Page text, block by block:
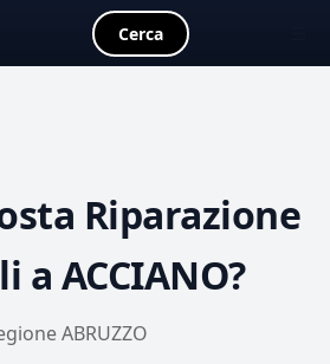
Cerca
Riparazione
a ACCIANO?
ABRUZZO